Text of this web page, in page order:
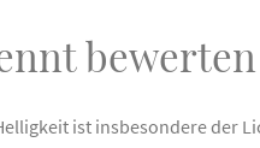
bewerten
ist insbesondere der